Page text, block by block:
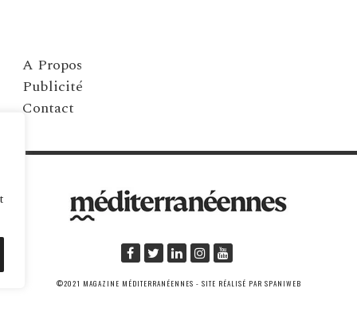
A Propos
Publicité
Contact
©2021 MAGAZINE MÉDITERRANÉENNES - SITE RÉALISÉ PAR SPANIWEB